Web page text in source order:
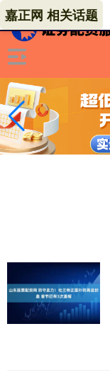
嘉正网 相关话题